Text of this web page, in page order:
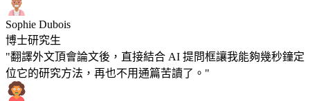
Sophie Dubois
博士研究生
"翻譯外文頂會論文後，直接結合 AI 提問框讓我能夠幾秒鐘定
位它的研究方法，再也不用通篇苦讀了。"